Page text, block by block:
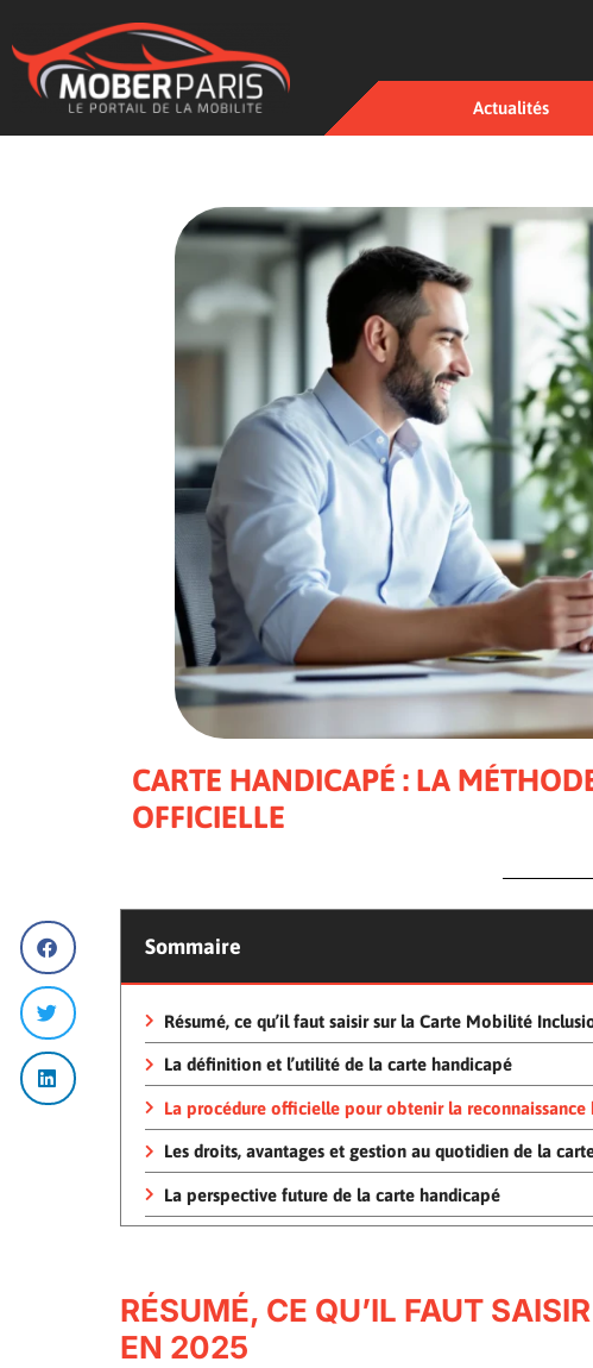
Actualités
CARTE HANDICAPÉ : LA
OFFICIELLE
Sommaire
Résumé, ce qu’il faut saisir sur la Carte Mobilité
La définition et l’utilité de la carte handicapé
La procédure officielle pour obtenir la reconnaissance
Les droits, avantages et gestion au quotidien de la
La perspective future de la carte handicapé
RÉSUMÉ, CE QU’IL FAUT
EN 2025